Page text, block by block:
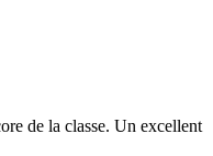
de la classe. Un excellent